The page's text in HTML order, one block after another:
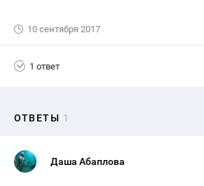
10 сентября 2017
1 ответ
ОТВЕТЫ 1
Даша Абаплова